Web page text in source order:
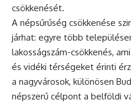
csökkenését.
A népsűrűség csökkenése
járhat: egyre több
lakosságszám-csökkenés,
és vidéki térségeket érinti
a nagyvárosok, különösen
népszerű célpont a belföldi